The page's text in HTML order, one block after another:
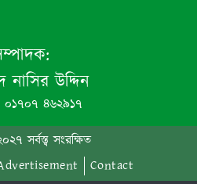
স্টার্টআপ ও উদ্যোক্তা প্ল্যাটফর্ম’
করলেন প্রধানমন্ত্রী
ম্যাচে এবার কাকে রেফারি
দিল ফিফা
নাসির উদ্দিন
০১৭০৭ ৪৬২৯১৭
সর্বস্ত্ব সংরক্ষিত
Contact